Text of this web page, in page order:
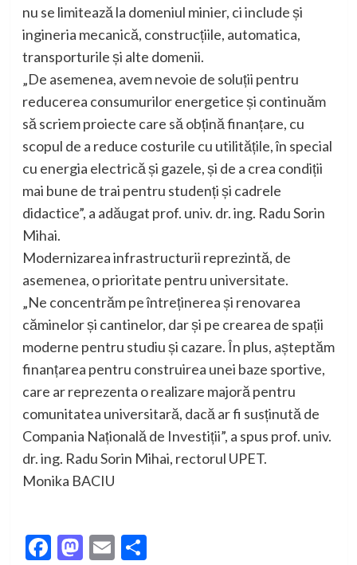
nu se limitează la domeniul minier, ci include și
ingineria mecanică, construcțiile, automatica,
transporturile și alte domenii.
„De asemenea, avem nevoie de soluții pentru
reducerea consumurilor energetice și continuăm
să scriem proiecte care să obțină finanțare, cu
scopul de a reduce costurile cu utilitățile, în special
cu energia electrică și gazele, și de a crea condiții
mai bune de trai pentru studenți și cadrele
didactice”, a adăugat prof. univ. dr. ing. Radu Sorin
Mihai.
Modernizarea infrastructurii reprezintă, de
asemenea, o prioritate pentru universitate.
„Ne concentrăm pe întreținerea și renovarea
căminelor și cantinelor, dar și pe crearea de spații
moderne pentru studiu și cazare. În plus, așteptăm
finanțarea pentru construirea unei baze sportive,
care ar reprezenta o realizare majoră pentru
comunitatea universitară, dacă ar fi susținută de
Compania Națională de Investiții”, a spus prof. univ.
dr. ing. Radu Sorin Mihai, rectorul UPET.
Monika BACIU
Facebook
Mastodon
EmailPartajează